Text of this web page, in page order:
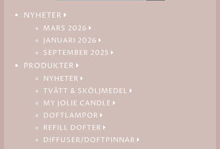
NYHETER
MARS 2026
JANUARI 2026
SEPTEMBER 2025
PRODUKTER
NYHETER
TVÄTT & SKÖLJMEDEL
MY JOLIE CANDLE
DOFTLAMPOR
REFILL DOFTER
DIFFUSER/DOFTPINNAR